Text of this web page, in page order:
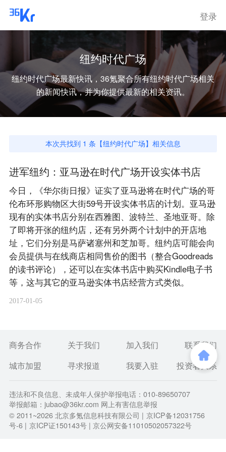
登录
纽约时代广场
纽约时代广场最新快讯，36氪聚合所有纽约时代广场相关
的新闻快讯，并为你提供最新的相关资讯。
本次共找到 1 条【纽约时代广场】相关信息
进军纽约：亚马逊在时代广场开设实体书店
今日，《华尔街日报》证实了亚马逊将在时代广场的哥
伦布环形购物区大街59号开设实体书店的计划。亚马逊
现有的实体书店分别在西雅图、波特兰、圣地亚哥。除
了即将开张的纽约店，还有另外两个计划中的开店地
址，它们分别是马萨诸塞州和芝加哥。纽约店可能会向
会员提供与在线商店相同售价的图书（整合Goodreads
的读书评论），还可以在实体书店中购买Kindle电子书
等，这与其它的亚马逊实体书店经营方式类似。
2017-01-05
商务合作 关于我们 加入我们
联系我们
城市加盟
寻求报道 我要入驻 投资者关系
违法和不良信息、未成年人保护举报电话：010-89650707
举报邮箱：jubao@36kr.com 网上有害信息举报
© 2011~2026北京多氪信息科技有限公司 | 京ICP备12031756
号-6 | 京ICP证150143号 | 京公网安备11010502057322号